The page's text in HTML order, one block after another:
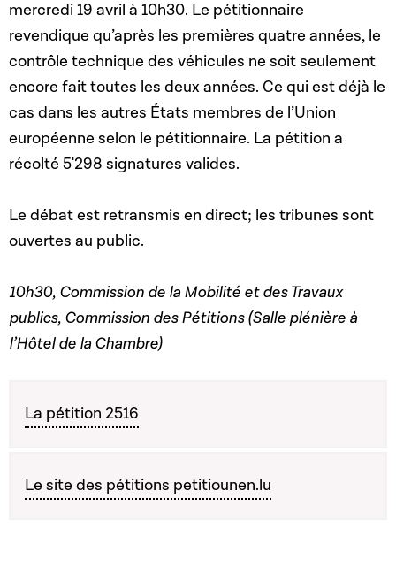
mercredi 19 avril à 10h30. Le pétitionnaire
revendique qu’après les premières quatre années, le
contrôle technique des véhicules ne soit seulement
encore fait toutes les deux années. Ce qui est déjà le
cas dans les autres États membres de l’Union
européenne selon le pétitionnaire. La pétition a
récolté 5'298 signatures valides.
Le débat est retransmis en direct; les tribunes sont
ouvertes au public.
10h30, Commission de la Mobilité et des Travaux
publics, Commission des Pétitions (Salle plénière à
l’Hôtel de la Chambre)
La pétition 2516
Le site des pétitions petitiounen.lu